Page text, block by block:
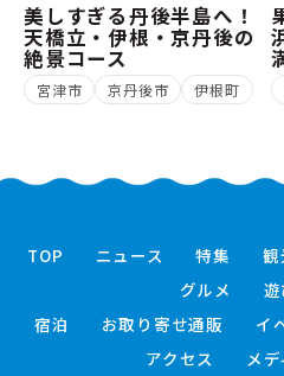
美しすぎる丹後半島へ！
天橋立・伊根・京丹後の
絶景コース
宮津市 京丹後市 伊根町
TOP ニュース 特集 観
グルメ
宿泊
お取り寄せ通販 イ
アクセス
メ